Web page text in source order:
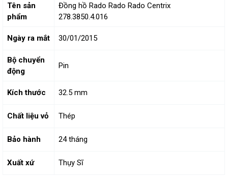
Tên sản
phẩm
Đồng hồ Rado Rado Rado Centrix
278.3850.4.016
Ngày ra mắt 30/01/2015
Bộ chuyển
động
Pin
Kích thước 32.5 mm
Chất liệu vỏ Thép
Bảo hành 24 tháng
Xuất xứ Thụy Sĩ